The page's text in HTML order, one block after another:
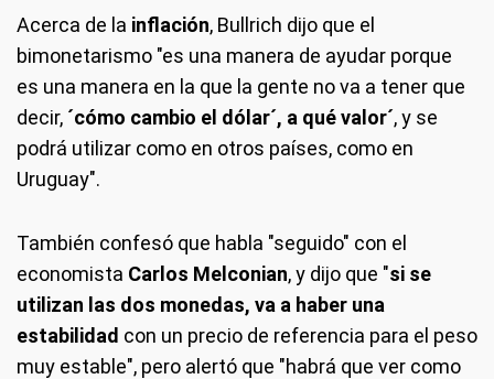
Acerca de la inflación, Bullrich dijo que el
bimonetarismo "es una manera de ayudar porque
es una manera en la que la gente no va a tener que
decir, ´cómo cambio el dólar´, a qué valor´, y se
podrá utilizar como en otros países, como en
Uruguay".
También confesó que habla "seguido" con el
economista Carlos Melconian, y dijo que "si se
utilizan las dos monedas, va a haber una
estabilidad con un precio de referencia para el peso
muy estable", pero alertó que "habrá que ver como